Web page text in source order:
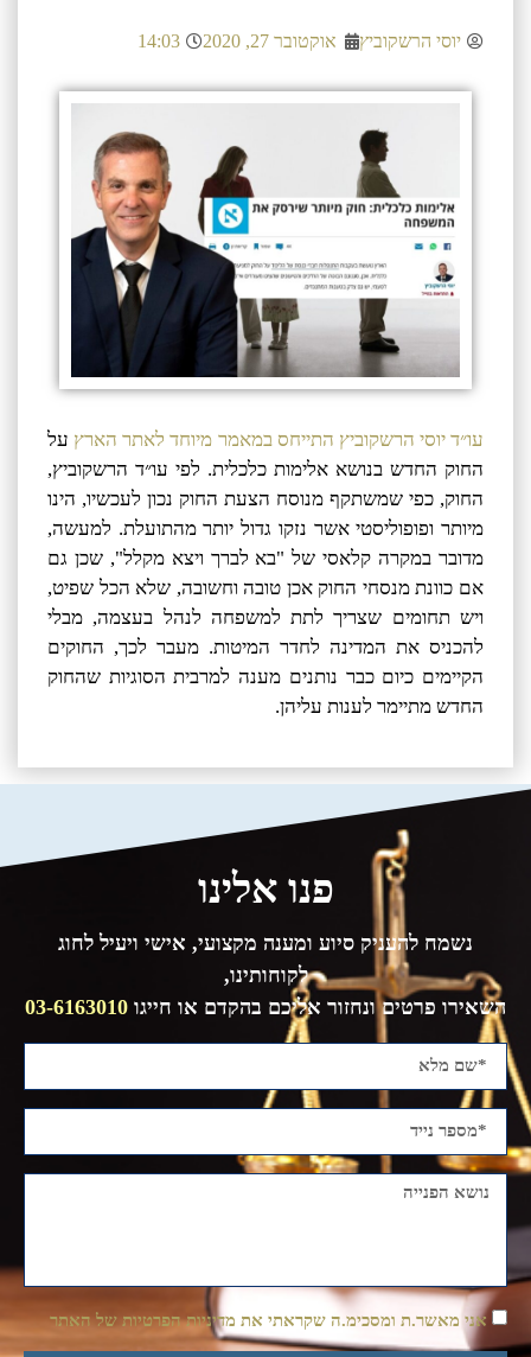
יוסי הרשקוביץ אוקטובר 27, 2020 14:03
עו״ד יוסי הרשקוביץ התייחס במאמר מיוחד לאתר הארץ על
החוק החדש בנושא אלימות כלכלית. לפי עו״ד הרשקוביץ,
החוק, כפי שמשתקף מנוסח הצעת החוק נכון לעכשיו, הינו
מיותר ופופוליסטי אשר נזקו גדול יותר מהתועלת. למעשה,
מדובר במקרה קלאסי של "בא לברך ויצא מקלל", שכן גם
אם כוונת מנסחי החוק אכן טובה וחשובה, שלא הכל שפיט,
ויש תחומים שצריך לתת למשפחה לנהל בעצמה, מבלי
להכניס את המדינה לחדר המיטות. מעבר לכך, החוקים
הקיימים כיום כבר נותנים מענה למרבית הסוגיות שהחוק
החדש מתיימר לענות עליהן.
פנו אלינו
נשמח להעניק סיוע ומענה מקצועי, אישי ויעיל לחוג
לקוחותינו,
השאירו פרטים ונחזור אליכם בהקדם או חייגו 03-6163010
אני מאשר.ת ומסכימ.ה שקראתי את מדיניות הפרטיות של האתר